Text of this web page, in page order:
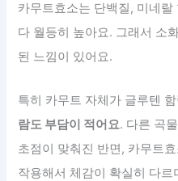
카무트효소는 단백질, 미네
다 월등히 높아요. 그래서 소
된 느낌이 있어요.
특히 카무트 자체가 글루텐
람도 부담이 적어요. 다른 곡
초점이 맞춰진 반면, 카무트
작용해서 체감이 확실히 다르